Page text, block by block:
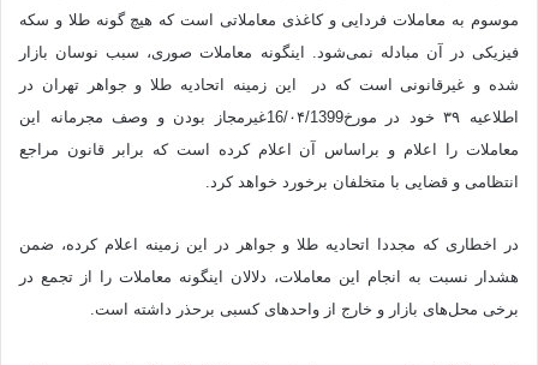
موسوم به معاملات فردایی و کاغذی معاملاتی است که هیچ گونه طلا و سکه
فیزیکی در آن مبادله نمی‌شود. اینگونه معاملات صوری، سبب نوسان بازار
شده و غیرقانونی است که در این زمینه اتحادیه طلا و جواهر تهران در
اطلاعیه ۳۹ خود در مورخ16/۰۴/1399غیرمجاز بودن و وصف مجرمانه این
معاملات را اعلام و براساس آن اعلام کرده است که برابر قانون مراجع
انتظامی و قضایی با متخلفان برخورد خواهد کرد.
در اخطاری که مجددا اتحادیه طلا و جواهر در این زمینه اعلام کرده، ضمن
هشدار نسبت به انجام این معاملات، دلالان اینگونه معاملات را از تجمع در
برخی محل‌های بازار و خارج از واحدهای کسبی برحذر داشته است.